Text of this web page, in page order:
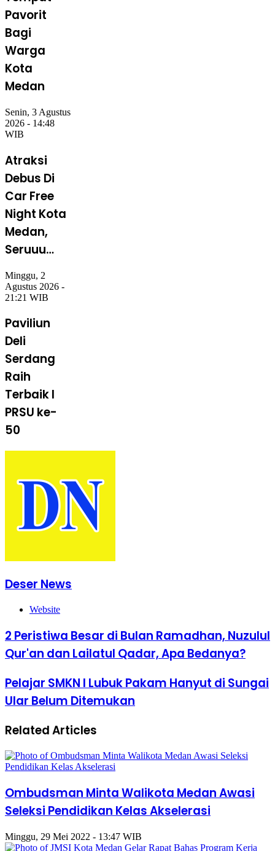
Pavorit
Bagi
Warga
Kota
Medan
Senin, 3 Agustus
2026 - 14:48
WIB
Atraksi
Debus Di
Car Free
Night Kota
Medan,
Seruuu…
Minggu, 2
Agustus 2026 -
21:21 WIB
Paviliun
Deli
Serdang
Raih
Terbaik I
PRSU ke-
50
Deser News
Website
2 Peristiwa Besar di Bulan Ramadhan, Nuzulul
Qur'an dan Lailatul Qadar, Apa Bedanya?
Pelajar SMKN I Lubuk Pakam Hanyut di Sungai
Ular Belum Ditemukan
Related Articles
Ombudsman Minta Walikota Medan Awasi
Seleksi Pendidikan Kelas Akselerasi
Minggu, 29 Mei 2022 - 13:47 WIB